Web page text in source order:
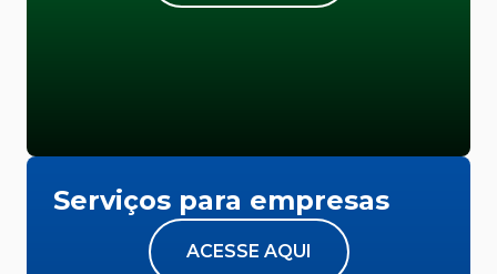
Serviços para empresas
ACESSE AQUI